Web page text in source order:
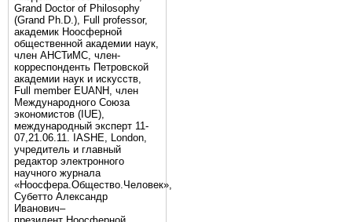
Grand Doctor of Philosophy
(Grand Ph.D.), Full professor,
академик Ноосферной
общественной академии наук,
член АНСТиМС, член-
корреспонденть Петровской
академии наук и искусств,
Full member EUANH, член
Международного Союза
экономистов (IUE),
международный эксперт 11-
07,21.06.11. IASHE, London,
учредитель и главный
редактор электронного
научного журнала
«Ноосфера.Общество.Человек»,
Субетто Александр
Иванович–